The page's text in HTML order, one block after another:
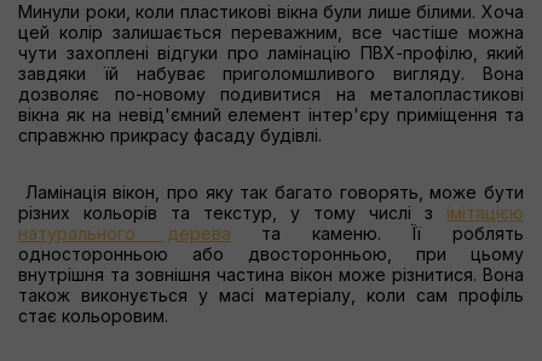
Минули роки, коли пластикові вікна були лише білими. Хоча
цей колір залишається переважним, все частіше можна
чути захоплені відгуки про ламінацію ПВХ-профілю, який
завдяки їй набуває приголомшливого вигляду. Вона
дозволяє по-новому подивитися на металопластикові
вікна як на невід'ємний елемент інтер'єру приміщення та
справжню прикрасу фасаду будівлі.
Ламінація вікон, про яку так багато говорять, може бути
різних кольорів та текстур, у тому числі з імітацією
натурального дерева та каменю. Її роблять
односторонньою або двосторонньою, при цьому
внутрішня та зовнішня частина вікон може різнитися. Вона
також виконується у масі матеріалу, коли сам профіль
стає кольоровим.